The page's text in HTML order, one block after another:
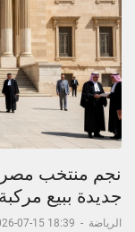
نجم منتخب مصر
جديدة ببيع
الرياضة -
18:39 15-07-2026